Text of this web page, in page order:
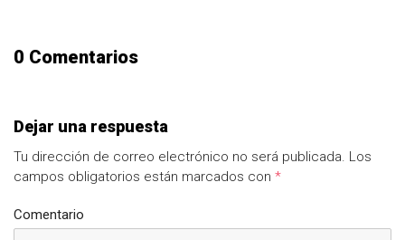
0 Comentarios
Dejar una respuesta
Tu dirección de correo electrónico no será publicada. Los
campos obligatorios están marcados con *
Comentario